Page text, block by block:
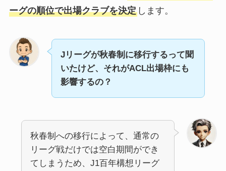
ーグの順位で出場クラブを決定します。
Jリーグが秋春制に移行するって聞
いたけど、それがACL出場枠にも
影響するの？
秋春制への移行によって、通常の
リーグ戦だけでは空白期間ができ
てしまうため、J1百年構想リーグ